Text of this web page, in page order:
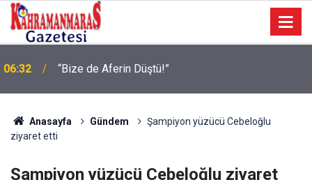
06:32 “Bize de Aferin Düştü!”
06:09
Geleneksel Ağustos Fuarı’nda Eğlence ve Nostalji
Bir Aradaydı
Anasayfa Gündem
Şampiyon yüzücü Cebeloğlu
ziyaret etti
Şampiyon yüzücü Cebeloğlu ziyaret